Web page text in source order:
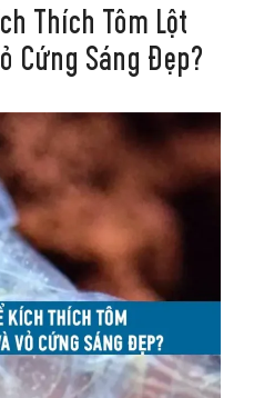
Thích Tôm Lột
Cứng Sáng Đẹp?